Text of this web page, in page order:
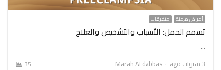
أمراض مزمنة متفرقات
تسمم الحمل: الأسباب والتشخيص والعلاج
…
3 سنوات ago
Author
Marah ALdabbas
35